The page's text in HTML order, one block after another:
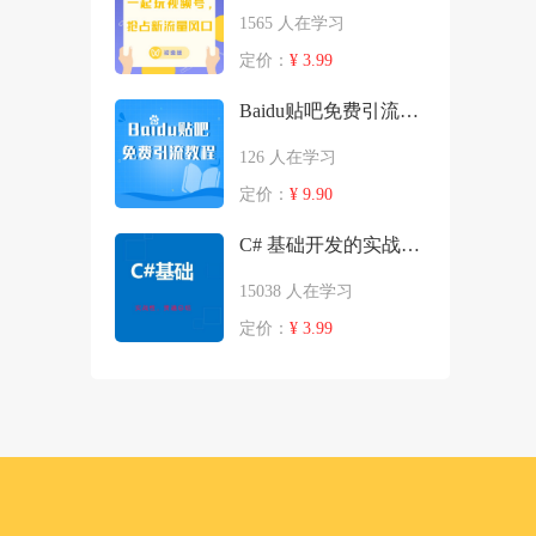
1565 人在学习
定价： ¥ 3.99
Baidu贴吧免费引流教程
126 人在学习
定价： ¥ 9.90
C# 基础开发的实战总结
15038 人在学习
定价： ¥ 3.99